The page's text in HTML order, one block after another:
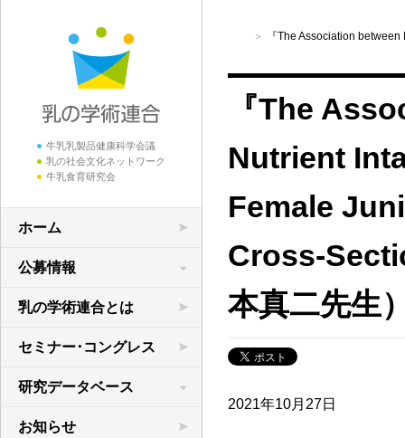
牛乳乳製品健康科学会議
乳の社会文化ネットワーク
牛乳食育研究会
ホーム
公募情報
学術研究の公募
領域横断共同研究
乳の学術連合とは
セミナー･コングレス
研究データベース
学術連合の研究
お知らせ
『The Association
『The
Nutrient
Female
Cross-
本真二先生
2021年10月27日